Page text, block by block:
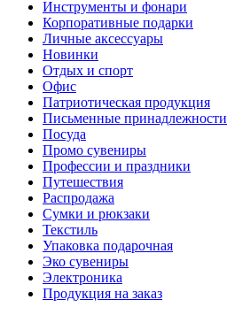
Инструменты и фонари
Корпоративные подарки
Личные аксессуары
Новинки
Отдых и спорт
Офис
Патриотическая продукция
Письменные принадлежности
Посуда
Промо сувениры
Профессии и праздники
Путешествия
Распродажа
Сумки и рюкзаки
Текстиль
Упаковка подарочная
Эко сувениры
Электроника
Продукция на заказ